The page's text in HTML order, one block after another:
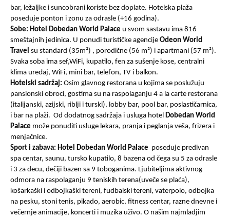
bar, ležaljke i suncobrani koriste bez doplate. Hotelska plaža
poseduje ponton i zonu za odrasle (+16 godina).
Sobe: Hotel Dobedan World Palace u svom sastavu ima 816
smeštajnih jedinica. U ponudi turističke agencije Odeon World
Travel su standard (35m²) , porodične (56 m²) i apartmani (57 m²).
Svaka soba ima sef,WiFi, kupatilo, fen za sušenje kose, centralni
klima uređaj, WiFi, mini bar, telefon, TV i balkon.
Hotelski sadržaj: Osim glavnog restorana u kojima se poslužuju
pansionski obroci, gostima su na raspolaganju 4 a la carte restorana
(italijanski, azijski, riblji i turski), lobby bar, pool bar, poslastičarnica,
i bar na plaži. Od dodatnog sadržaja i usluga hotel Dobedan World
Palace može ponuditi usluge lekara, pranja i peglanja veša, frizera i
menjačnice.
Sport i zabava: Hotel Dobedan World Palace poseduje predivan
spa centar, saunu, tursko kupatilo, 8 bazena od čega su 5 za odrasle
i 3 za decu, dečiji bazen sa 9 toboganima. Ljubiteljima aktivnog
odmora na raspolaganju 9 teniskih terena(uveče se plaća),
košarkaški i odbojkaški tereni, fudbalski tereni, vaterpolo, odbojka
na pesku, stoni tenis, pikado, aerobic, fitness centar, razne dnevne i
večernje animacije, koncerti i muzika uživo. O našim najmladjim